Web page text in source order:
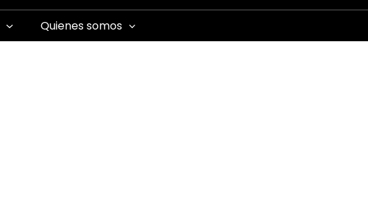
Quienes somos